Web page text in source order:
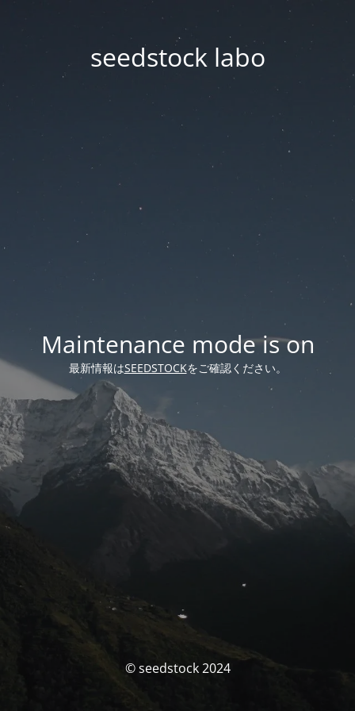
seedstock labo
Maintenance mode is on
最新情報はSEEDSTOCKをご確認ください。
© seedstock 2024